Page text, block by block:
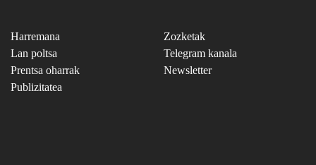
Harremana
Lan poltsa
Prentsa oharrak
Publizitatea
Zozketak
Telegram kanala
Newsletter